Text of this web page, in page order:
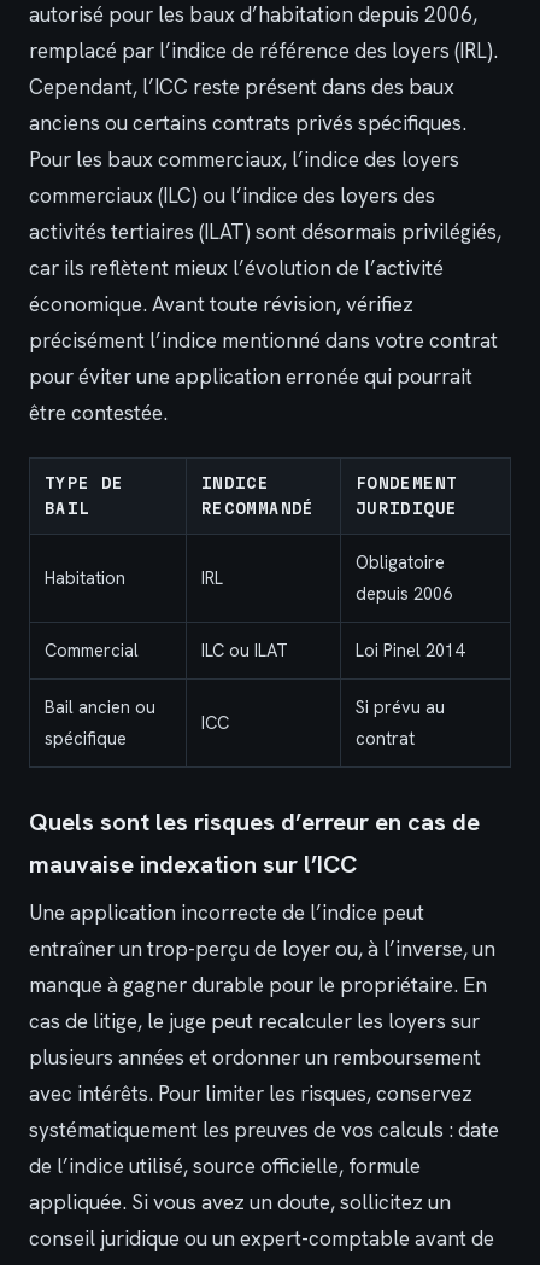
autorisé pour les baux d’habitation depuis 2006,
remplacé par l’indice de référence des loyers (IRL).
Cependant, l’ICC reste présent dans des baux
anciens ou certains contrats privés spécifiques.
Pour les baux commerciaux, l’indice des loyers
commerciaux (ILC) ou l’indice des loyers des
activités tertiaires (ILAT) sont désormais privilégiés,
car ils reflètent mieux l’évolution de l’activité
économique. Avant toute révision, vérifiez
précisément l’indice mentionné dans votre contrat
pour éviter une application erronée qui pourrait
être contestée.
TYPE DE
BAIL
INDICE
RECOMMANDÉ
FONDEMENT
JURIDIQUE
Habitation IRL
Obligatoire
depuis 2006
Commercial ILC ou ILAT Loi Pinel 2014
Bail ancien ou
spécifique
ICC
Si prévu au
contrat
Quels sont les risques d’erreur en cas de
mauvaise indexation sur l’ICC
Une application incorrecte de l’indice peut
entraîner un trop-perçu de loyer ou, à l’inverse, un
manque à gagner durable pour le propriétaire. En
cas de litige, le juge peut recalculer les loyers sur
plusieurs années et ordonner un remboursement
avec intérêts. Pour limiter les risques, conservez
systématiquement les preuves de vos calculs : date
de l’indice utilisé, source officielle, formule
appliquée. Si vous avez un doute, sollicitez un
conseil juridique ou un expert-comptable avant de